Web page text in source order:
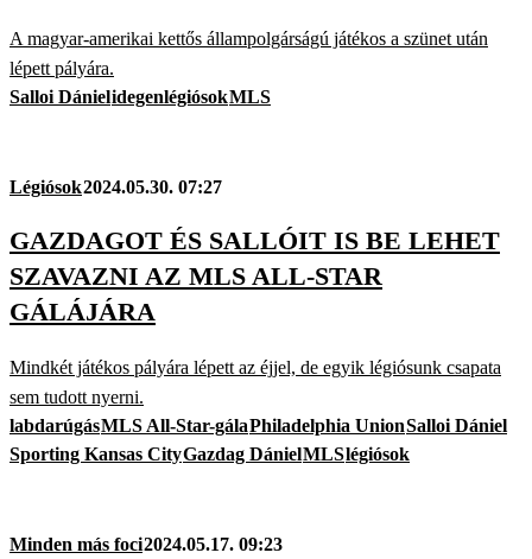
A magyar-amerikai kettős állampolgárságú játékos a szünet után
lépett pályára.
Salloi DánielidegenlégiósokMLS
Légiósok2024.05.30. 07:27
GAZDAGOT ÉS SALLÓIT IS BE LEHET
SZAVAZNI AZ MLS ALL-STAR
GÁLÁJÁRA
Mindkét játékos pályára lépett az éjjel, de egyik légiósunk csapata
sem tudott nyerni.
labdarúgásMLS All-Star-gálaPhiladelphia UnionSalloi Dániel
Sporting Kansas CityGazdag DánielMLSlégiósok
Minden más foci2024.05.17. 09:23